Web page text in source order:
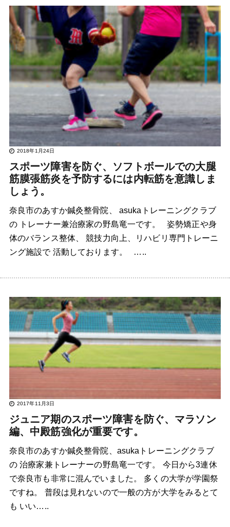
2018年1月24日
スポーツ障害を防ぐ、ソフトボールでの大腿
筋膜張筋炎を予防するには内転筋を意識しま
しょう。
奈良市のあすか鍼灸整骨院、 asukaトレーニングクラブ
の トレーナー兼治療家の野島竜一です。 姿勢矯正や身
体のバランス整体、 競技力向上、リハビリ専門トレーニ
ング施設で 活動しております。 …..
2017年11月3日
ジュニア期のスポーツ障害を防ぐ、マラソン
編、中殿筋強化が重要です。
奈良市のあすか鍼灸整骨院、asukaトレーニングクラブ
の 治療家兼トレーナーの野島竜一です。 今日から3連休
で奈良市も非常に混んでいました。 多くの大学が学園祭
ですね。 普段は見れないので一般の方が大学をみるとて
も いい…..